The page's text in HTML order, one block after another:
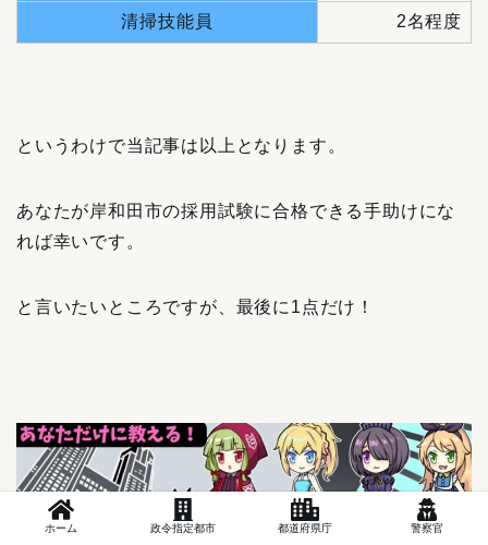
清掃技能員 2名程度
というわけで当記事は以上となります。
あなたが岸和田市の採用試験に合格できる手助けにな
れば幸いです。
と言いたいところですが、最後に1点だけ！
ホーム 政令指定都市 都道府県庁 警察官